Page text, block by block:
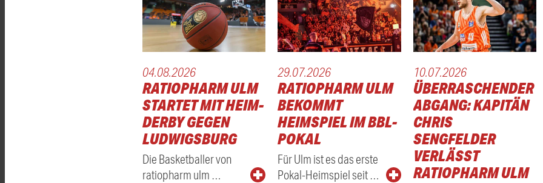
04.08.2026
RATIOPHARM ULM
STARTET MIT HEIM-
DERBY GEGEN
LUDWIGSBURG
Die Basketballer von
ratiopharm ulm …
29.07.2026
RATIOPHARM ULM
BEKOMMT
HEIMSPIEL IM BBL-
POKAL
Für Ulm ist es das erste
Pokal-Heimspiel seit …
10.07.2026
ÜBERRASCHENDER
ABGANG: KAPITÄN
CHRIS
SENGFELDER
VERLÄSST
RATIOPHARM ULM